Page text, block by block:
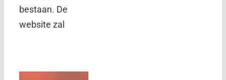
bestaan. De
website zal